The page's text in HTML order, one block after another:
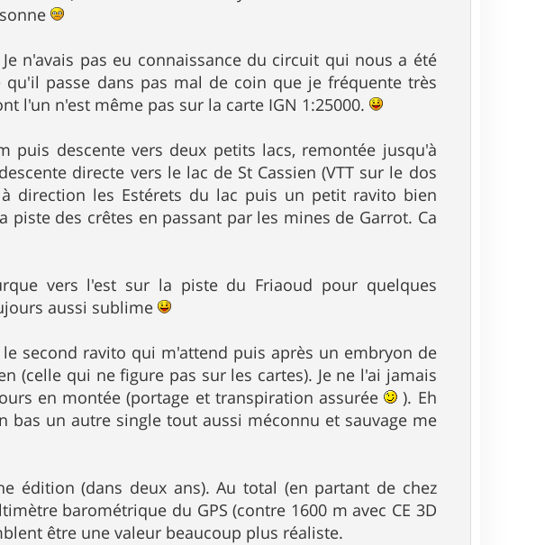
n'avais pas eu connaissance du circuit qui nous a été
passe dans pas mal de coin que je fréquente très
l'un n'est même pas sur la carte IGN 1:25000.
puis descente vers deux petits lacs, remontée jusqu'à
directe vers le lac de St Cassien (VTT sur le dos
direction les Estérets du lac puis un petit ravito bien
des crêtes en passant par les mines de Garrot. Ca
vers l'est sur la piste du Friaoud pour quelques
aussi sublime
second ravito qui m'attend puis après un embryon de
(celle qui ne figure pas sur les cartes). Je ne l'ai jamais
en montée (portage et transpiration assurée
). Eh
bas un autre single tout aussi méconnu et sauvage me
édition (dans deux ans). Au total (en partant de chez
barométrique du GPS (contre 1600 m avec CE 3D
être une valeur beaucoup plus réaliste.